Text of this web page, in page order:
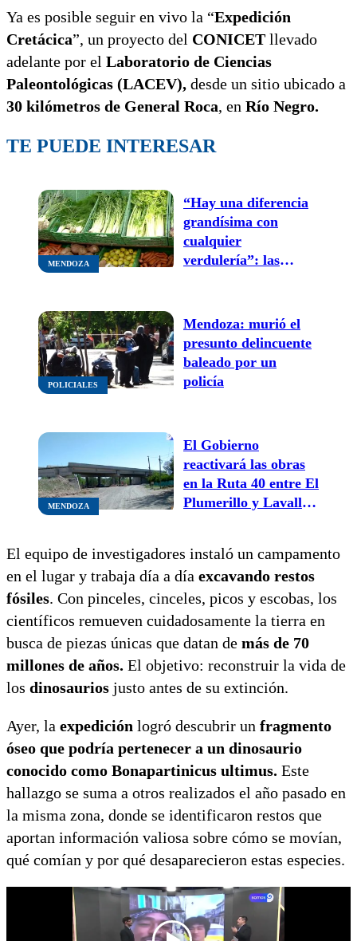
Ya es posible seguir en vivo la “Expedición
Cretácica”, un proyecto del CONICET llevado
adelante por el Laboratorio de Ciencias
Paleontológicas (LACEV), desde un sitio ubicado a
30 kilómetros de General Roca, en Río Negro.
TE PUEDE INTERESAR
MENDOZA
“Hay una diferencia
grandísima con
cualquier
verdulería”: las
la suba de precios en
frutas y verduras
POLICIALES
Mendoza: murió el
presunto delincuente
baleado por un
policía
MENDOZA
El Gobierno
reactivará las obras
en la Ruta 40 entre El
Plumerillo y Lavalle:
de espera
El equipo de investigadores instaló un campamento
en el lugar y trabaja día a día excavando restos
fósiles. Con pinceles, cinceles, picos y escobas, los
científicos remueven cuidadosamente la tierra en
busca de piezas únicas que datan de más de 70
millones de años. El objetivo: reconstruir la vida de
los dinosaurios justo antes de su extinción.
Ayer, la expedición logró descubrir un fragmento
óseo que podría pertenecer a un dinosaurio
conocido como Bonapartinicus ultimus. Este
hallazgo se suma a otros realizados el año pasado en
la misma zona, donde se identificaron restos que
aportan información valiosa sobre cómo se movían,
qué comían y por qué desaparecieron estas especies.